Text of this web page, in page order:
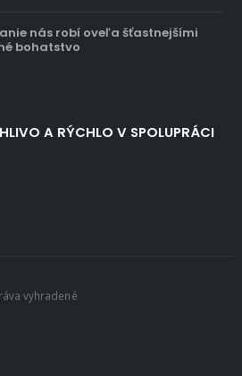
nás robí oveľa šťastnejšími
bohatstvo
A RÝCHLO V SPOLUPRÁCI
vyhradené